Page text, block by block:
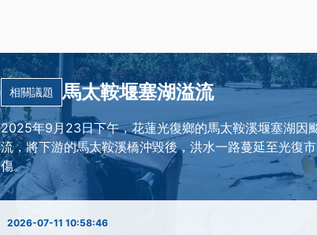
相關議題 馬太鞍堰塞湖溢流
2025年9月23日下午，花蓮光復鄉的馬太鞍溪堰塞湖因
流，將下游的馬太鞍溪橋沖毀後，洪水一路蔓延至光復
傷。
2026-07-11 10:58:46